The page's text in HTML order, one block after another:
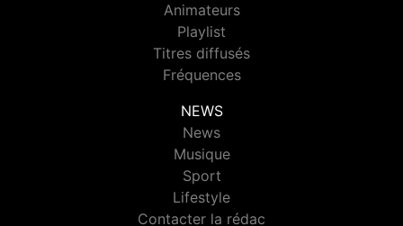
Animateurs
Playlist
Titres diffusés
Fréquences
NEWS
News
Musique
Sport
Lifestyle
Contacter la rédac